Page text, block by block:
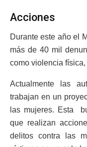
Acciones
Durante este año el
más de 40 mil
como violencia
Actualmente las
trabajan en un
las mujeres. Esta
que realizan
delitos contra las